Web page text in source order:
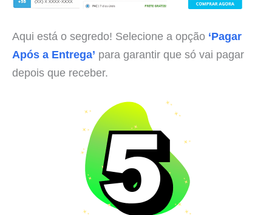
Aqui está o segredo! Selecione a opção ‘Pagar
Após a Entrega’ para garantir que só vai pagar
depois que receber.